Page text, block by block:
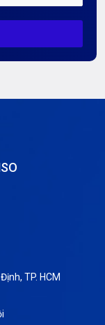
TP. HCM